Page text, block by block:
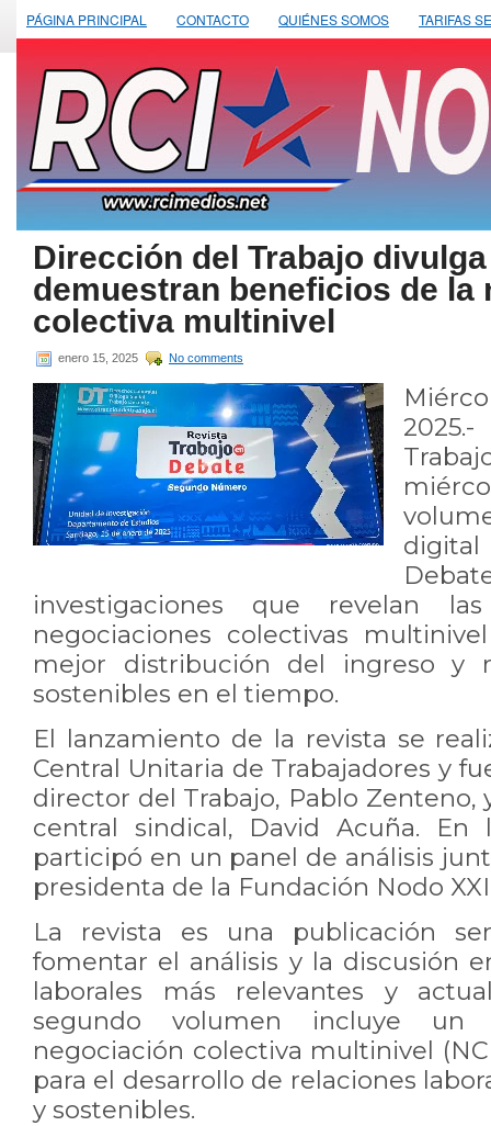
PÁGINA PRINCIPAL CONTACTO QUIÉNES SOMOS TARIFAS
Dirección del Trabajo
demuestran beneficios de la
colectiva multinivel
enero 15, 2025 No comments
investigaciones que revelan
negociaciones colectivas
mejor distribución del ingreso y
sostenibles en el tiempo.
El lanzamiento de la revista se
Central Unitaria de Trabajadores y
director del Trabajo, Pablo Zenteno,
central sindical, David Acuña. En
participó en un panel de análisis
presidenta de la Fundación Nodo
La revista es una publicación
fomentar el análisis y la discusión
laborales más relevantes y
segundo volumen incluye un
negociación colectiva multinivel
para el desarrollo de relaciones
y sostenibles.